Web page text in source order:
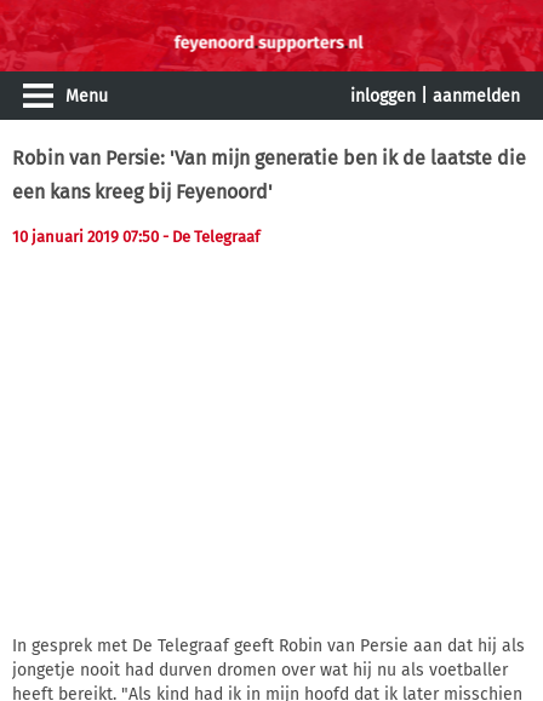
Menu inloggen aanmelden
Robin van Persie: 'Van mijn generatie ben ik de laatste die
een kans kreeg bij Feyenoord'
10 januari 2019 07:50 - De Telegraaf
In gesprek met De Telegraaf geeft Robin van Persie aan dat hij als
jongetje nooit had durven dromen over wat hij nu als voetballer
heeft bereikt. "Als kind had ik in mijn hoofd dat ik later misschien